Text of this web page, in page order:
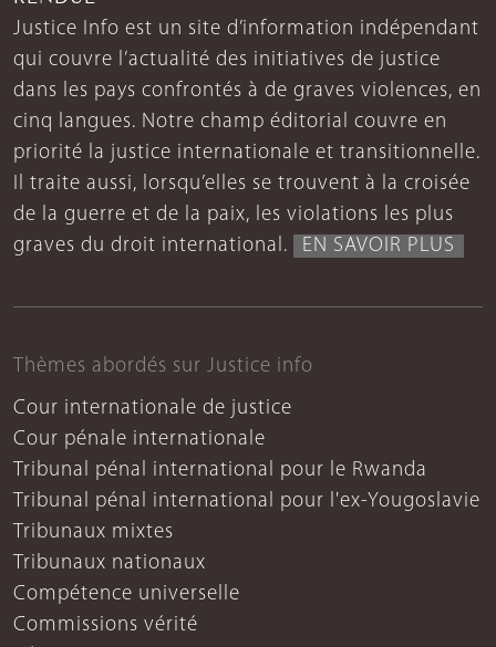
Justice Info est un site d’information indépendant
qui couvre l’actualité des initiatives de justice
dans les pays confrontés à de graves violences, en
cinq langues. Notre champ éditorial couvre en
priorité la justice internationale et transitionnelle.
Il traite aussi, lorsqu’elles se trouvent à la croisée
de la guerre et de la paix, les violations les plus
graves du droit international.
EN SAVOIR PLUS
Thèmes abordés sur Justice info
Cour internationale de justice
Cour pénale internationale
Tribunal pénal international pour le Rwanda
Tribunal pénal international pour l'ex-Yougoslavie
Tribunaux mixtes
Tribunaux nationaux
Compétence universelle
Commissions vérité